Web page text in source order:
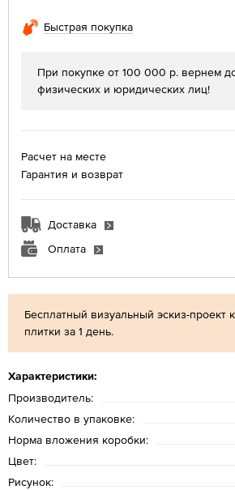
Бесплатный визуальный эскиз-проект
плитки за 1 день.
Характеристики:
Производитель:
Количество в упаковке:
Норма вложения коробки:
Цвет:
Рисунок:
Быстрая покупка
При покупке от 100 000 р. вернем
физических и юридических лиц!
Расчет на месте
Гарантия и возврат
Доставка
Оплата